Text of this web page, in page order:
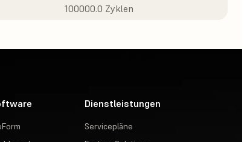
100000.0 Zyklen
Dienstleistungen
Servicepläne